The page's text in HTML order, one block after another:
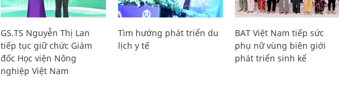
GS.TS Nguyễn Thị Lan
tiếp tục giữ chức Giám
đốc Học viện Nông
nghiệp Việt Nam
Tìm hướng phát triển du
lịch y tế
BAT Việt Nam tiếp sức
phụ nữ vùng biên giới
phát triển sinh kế